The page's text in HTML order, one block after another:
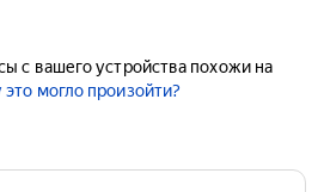
с вашего устройства похожи на
могло произойти?